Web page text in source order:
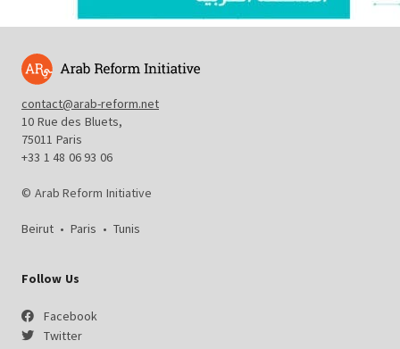
contact@arab-reform.net
10 Rue des Bluets,
75011 Paris
+33 1 48 06 93 06
© Arab Reform Initiative
Beirut • Paris • Tunis
Follow Us
Facebook
Twitter